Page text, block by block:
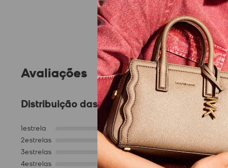
Avaliações
Distribuição das notas
1estrela
0
2estrelas
0
3estrelas
0
4estrelas
0